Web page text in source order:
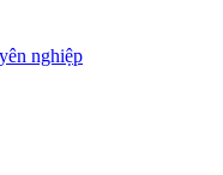
nghiệp